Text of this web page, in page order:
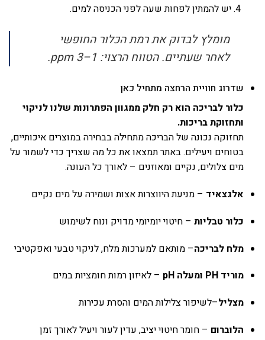
יש להמתין לפחות שעה לפני הכניסה למים.
מומלץ לבדוק את רמת הכלור החופשי
לאחר שעתיים. הטווח הרצוי: 1–3 ppm.
שדרוג חוויית הרחצה מתחיל כאן
כלור לבריכה הוא רק חלק ממגוון הפתרונות שלנו לניקוי
ותחזוקת בריכות.
תחזוקה נכונה של הבריכה מתחילה בבחירה במוצרים איכותיים,
בטוחים ויעילים. באתר תמצאו את כל מה שצריך כדי לשמור על
מים צלולים, נקיים ומאוזנים – לאורך כל העונה.
אלגצאיד – מניעת היווצרות אצות ושמירה על מים נקיים
כלור טבליות– חיטוי יומיומי מדויק ונוח לשימוש
מלח לבריכה– מותאם למערכות מלח, לניקוי טבעי ואפקטיבי
מוריד PH
ומעלה pH
– לאיזון רמות חומציות במים
מצליל–לשיפור צלילות המים והסרת עכירות
הלוברום – חומר חיטוי יציב, עדין לעור ויעיל לאורך זמן